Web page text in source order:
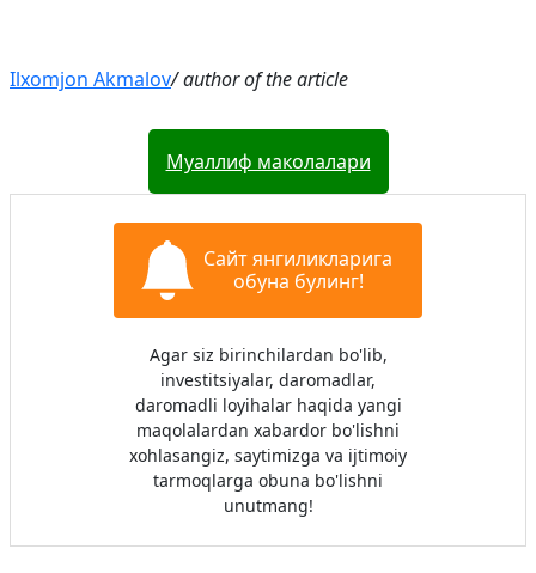
Ilxomjon Akmalov/ author of the article
Муаллиф маколалари
Сайт янгиликларига
обуна булинг!
Agar siz birinchilardan bo'lib,
investitsiyalar, daromadlar,
daromadli loyihalar haqida yangi
maqolalardan xabardor bo'lishni
xohlasangiz, saytimizga va ijtimoiy
tarmoqlarga obuna bo'lishni
unutmang!